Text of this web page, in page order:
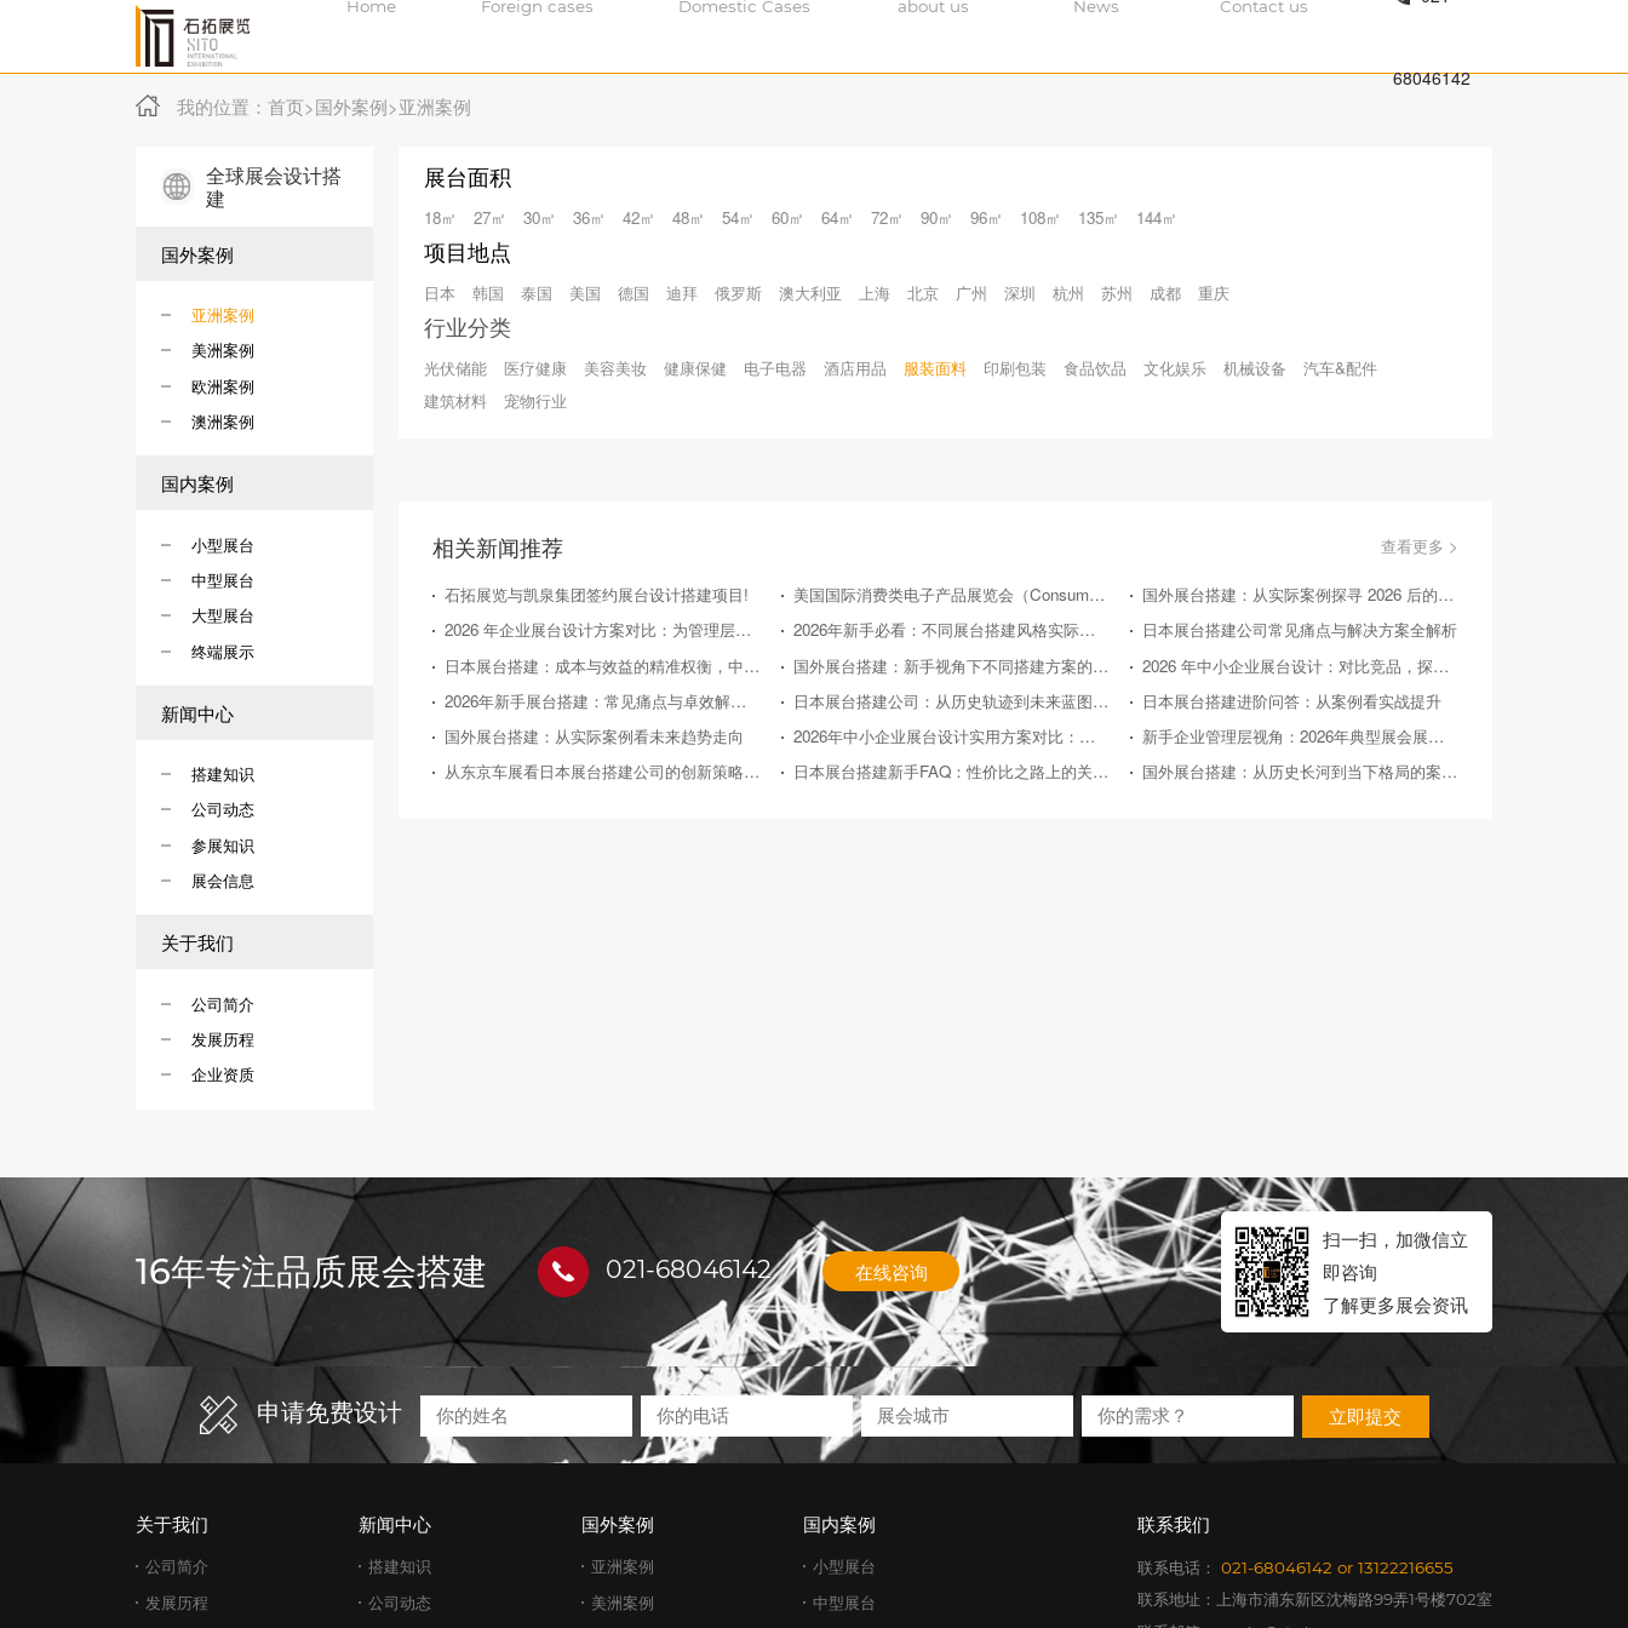
Home Foreign cases Domestic Cases about us News Contact us
68046142
我的位置： 首页>国外案例>亚洲案例
全球展会设计搭
建
国外案例
亚洲案例
美洲案例
欧洲案例
澳洲案例
国内案例
小型展台
中型展台
大型展台
终端展示
新闻中心
搭建知识
公司动态
参展知识
展会信息
关于我们
公司简介
发展历程
企业资质
展台面积
18㎡ 27㎡ 30㎡ 36㎡ 42㎡ 48㎡ 54㎡ 60㎡ 64㎡ 72㎡ 90㎡ 96㎡ 108㎡ 135㎡ 144㎡
项目地点
日本 韩国 泰国 美国 德国 迪拜 俄罗斯 澳大利亚 上海 北京 广州 深圳 杭州 苏州 成都 重庆
行业分类
光伏储能 医疗健康 美容美妆 健康保健 电子电器 酒店用品 服装面料 印刷包装 食品饮品 文化娱乐 机械设备
汽车&配件
建筑材料
宠物行业
相关新闻推荐 查看更多 >
石拓展览与凯泉集团签约展台设计搭建项目! 美国国际消费类电子产品展览会（Consumer Electronics Show，简称CES）
国外展台搭建：从实际案例探寻 2026 后的趋势方向
2026 年企业展台设计方案对比：为管理层提供精准决策参考
2026年新手必看：不同展台搭建风格实际效果对比评测
日本展台搭建公司常见痛点与解决方案全解析
日本展台搭建：成本与效益的精准权衡，中小企业的投资指南
国外展台搭建：新手视角下不同搭建方案的性价比对比
2026 年中小企业展台设计：对比竞品，探寻高性价比之路
2026年新手展台搭建：常见痛点与卓效解决方案
日本展台搭建公司：从历史轨迹到未来蓝图的深度剖析
日本展台搭建进阶问答：从案例看实战提升
国外展台搭建：从实际案例看未来趋势走向
2026年中小企业展台设计实用方案对比：助力性价比之选
新手企业管理层视角：2026年典型展会展台搭建案例深度剖析
从东京车展看日本展台搭建公司的创新策略与实践
日本展台搭建新手FAQ：性价比之路上的关键解惑 国外展台搭建：从历史长河到当下格局的案例剖析
16年专注品质展会搭建 021-68046142 在线咨询
扫一扫，加微信立
即咨询
了解更多展会资讯
申请免费设计 立即提交
关于我们
公司简介
发展历程
新闻中心
搭建知识
公司动态
国外案例
亚洲案例
美洲案例
国内案例
小型展台
中型展台
联系我们
联系电话： 021-68046142 or 13122216655
联系地址：上海市浦东新区沈梅路99弄1号楼702室